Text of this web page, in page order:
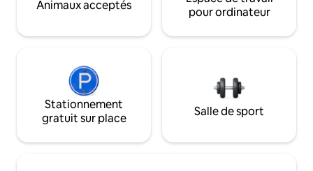
Animaux acceptés
pour ordinateur
Stationnement
gratuit sur place
Salle de sport